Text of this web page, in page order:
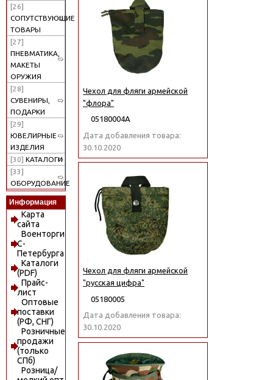
[26]
СОПУТСТВУЮЩИЕ
ТОВАРЫ
[27]
ПНЕВМАТИКА,
МАКЕТЫ
ОРУЖИЯ
[28]
СУВЕНИРЫ,
ПОДАРКИ
[29]
ЮВЕЛИРНЫЕ
ИЗДЕЛИЯ
[30] КАТАЛОГИ
[33]
ОБОРУДОВАНИЕ
Информация
Карта
сайта
Военторги
С-
Петербурга
Каталоги
(PDF)
Прайс-
лист
Оптовые
поставки
(РФ, СНГ)
Розничные
продажи
(только
СПб)
Розница/
Чехол для фляги армейской
"флора"
05180004А
Дата добавления товара:
30.10.2020
Чехол для фляги армейской
"русская цифра"
05180005
Дата добавления товара:
30.10.2020